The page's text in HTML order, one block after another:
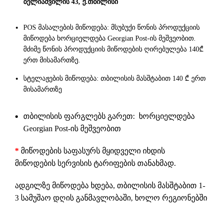
ბელიაშვილის 43, ქ.თბილისი
POS მასალების მიწოდება: მსუბუქი წონის პროდუქციის
მიწოდება ხორციელდება Georgian Post-ის მეშვეობით.
მძიმე წონის პროდუქციის მიწოდების ღირებულება 140₾
ერთ მისამართზე.
სტელაჟების მიწოდება: თბილისის მასშტაბით 140 ₾ ერთ
მისამართზე
თბილისის ფარგლებს გარეთ: ხორციელდება
Georgian Post-ის მეშვეობით
* მიწოდების საფასურს მყიდველი იხდის
მიწოდების სერვისის ტარიფების თანახმად.
ადგილზე მიწოდება ხდება, თბილისის მასშტაბით 1-
3 სამუშაო დღის განმავლობაში, ხოლო რეგიონებში